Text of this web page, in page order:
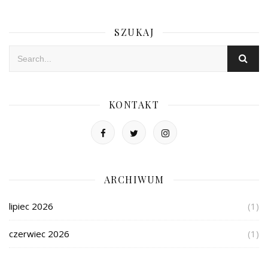
SZUKAJ
KONTAKT
ARCHIWUM
lipiec 2026 (1)
czerwiec 2026 (1)